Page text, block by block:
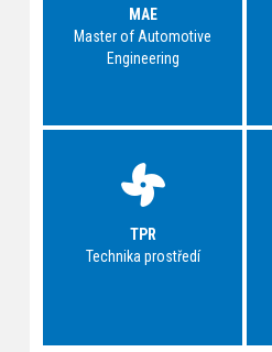
MAE
Master of Automotive
Engineering
TPR
Technika prostředí